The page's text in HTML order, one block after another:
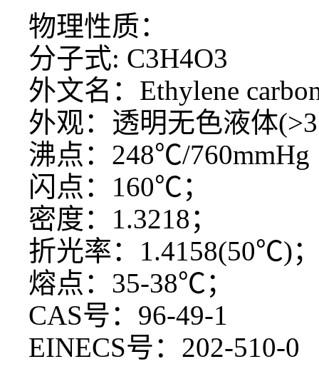
物理性质：
分子式: C3H4O3
外文名： Ethylene
外观：透明无色液体
沸点： 248℃/760mmHg
闪点： 160℃；
密度： 1.3218；
折光率： 1.4158(50℃)
熔点： 35-38℃；
CAS号：96-49-1
EINECS号：202-510-0